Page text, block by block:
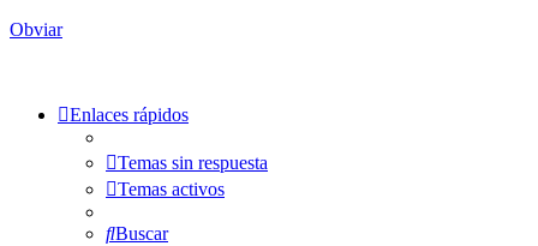
Obviar
Enlaces rápidos
Temas sin respuesta
Temas activos
Buscar